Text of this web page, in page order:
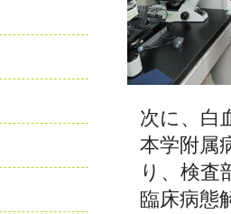
次に、白
本学附属
り、検査
臨床病態